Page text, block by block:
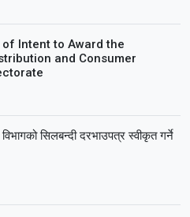
Intent to Award the
and Consumer
विभागको सिलबन्दी दरभाउपत्र स्वीकृत गर्ने